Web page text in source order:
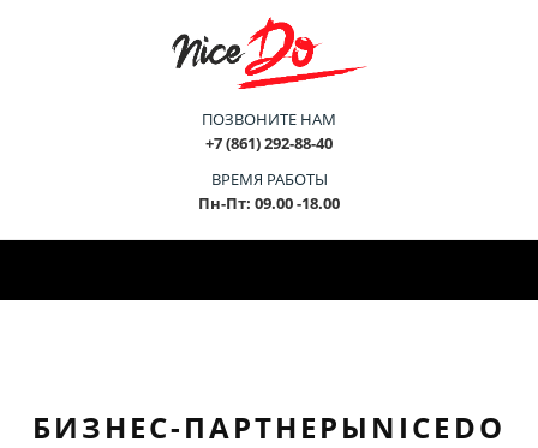
ПОЗВОНИТЕ НАМ
+7 (861) 292-88-40
ВРЕМЯ РАБОТЫ
Пн-Пт: 09.00 -18.00
БИЗНЕС-ПАРТНЕРЫ NICE DO